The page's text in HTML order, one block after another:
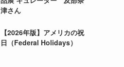
津さん
【2026年版】アメリカの祝
日（Federal Holidays）